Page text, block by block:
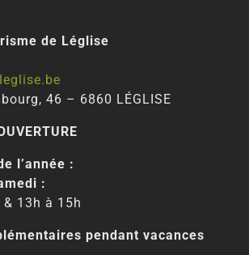
de Léglise
46 – 6860 LÉGLISE
l’année :
:
13h à 15h
pendant vacances